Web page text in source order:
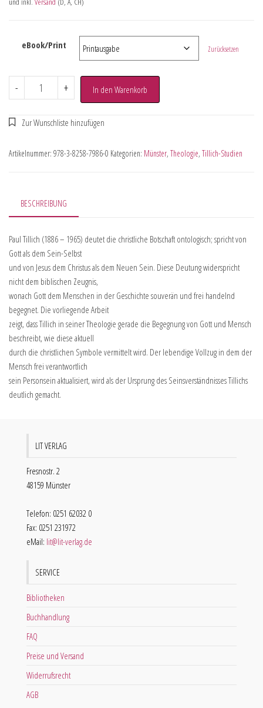
eBook/Print Zurücksetzen
- + In den Warenkorb
Artikelnummer: 978-3-8258-7986-0 Kategorien: Münster, Theologie, Tillich-Studien
BESCHREIBUNG
Paul Tillich (1886 – 1965) deutet die christliche Botschaft ontologisch; spricht von
Gott als dem Sein-Selbst
und von Jesus dem Christus als dem Neuen Sein. Diese Deutung widerspricht
nicht dem biblischen Zeugnis,
wonach Gott dem Menschen in der Geschichte souverän und frei handelnd
begegnet. Die vorliegende Arbeit
zeigt, dass Tillich in seiner Theologie gerade die Begegnung von Gott und Mensch
beschreibt, wie diese aktuell
durch die christlichen Symbole vermittelt wird. Der lebendige Vollzug in dem der
Mensch frei verantwortlich
sein Personsein aktualisiert, wird als der Ursprung des Seinsverständnisses Tillichs
deutlich gemacht.
LIT VERLAG
Fresnostr. 2
48159 Münster
Telefon: 0251 62032 0
Fax: 0251 231972
eMail: lit@lit-verlag.de
SERVICE
Bibliotheken
Buchhandlung
FAQ
Preise und Versand
Widerrufsrecht
AGB